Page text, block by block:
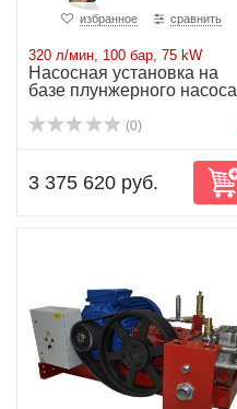
избранное сравнить
320 л/мин, 100 бар, 75 kW
Насосная установка на
базе плунжерного насоса
(0)
3 375 620 руб.